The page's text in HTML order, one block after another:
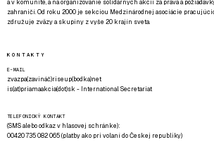
a v komunite, a na organizovanie solidárnych akcií za práva a
zahraničí. Od roku 2000 je sekciou Medzinárodnej asociácie
združuje zväzy a skupiny z vyše 20 krajín sveta.
KONTAKTY
E-MAIL
zvazpa(zavináč)riseup(bodka)net
is(at)priamaakcia(dot)sk - International Secretariat
TELEFONICKÝ KONTAKT
(SMS alebo odkaz v hlasovej schránke):
00420 735 082 065 (platby ako pri volaní do Českej republiky)